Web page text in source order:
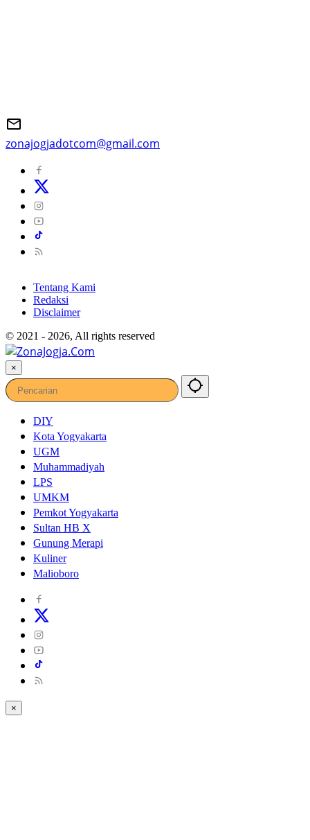
zonajogjadotcom@gmail.com
Tentang Kami
Redaksi
Disclaimer
© 2021 - 2026, All rights reserved
×
DIY
Kota Yogyakarta
UGM
Muhammadiyah
LPS
UMKM
Pemkot Yogyakarta
Sultan HB X
Gunung Merapi
Kuliner
Malioboro
×